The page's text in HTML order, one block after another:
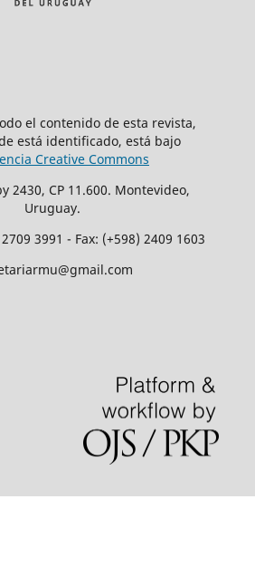
el contenido de esta revista,
está identificado, está bajo
Creative Commons
2430, CP 11.600. Montevideo,
Uruguay.
3991 - Fax: (+598) 2409 1603